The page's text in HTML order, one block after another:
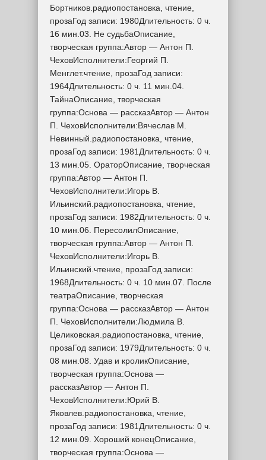
Бортников.радиопостановка, чтение,
прозаГод записи: 1980Длительность: 0 ч.
16 мин.03. Не судьбаОписание,
творческая группа:Автор — Антон П.
ЧеховИсполнители:Георгий П.
Менглет.чтение, прозаГод записи:
1964Длительность: 0 ч. 11 мин.04.
ТайнаОписание, творческая
группа:Основа — рассказАвтор — Антон
П. ЧеховИсполнители:Вячеслав М.
Невинный.радиопостановка, чтение,
прозаГод записи: 1981Длительность: 0 ч.
13 мин.05. ОраторОписание, творческая
группа:Автор — Антон П.
ЧеховИсполнители:Игорь В.
Ильинский.радиопостановка, чтение,
прозаГод записи: 1982Длительность: 0 ч.
10 мин.06. ПересолилОписание,
творческая группа:Автор — Антон П.
ЧеховИсполнители:Игорь В.
Ильинский.чтение, прозаГод записи:
1968Длительность: 0 ч. 10 мин.07. После
театраОписание, творческая
группа:Основа — рассказАвтор — Антон
П. ЧеховИсполнители:Людмила В.
Целиковская.радиопостановка, чтение,
прозаГод записи: 1979Длительность: 0 ч.
08 мин.08. Удав и кроликОписание,
творческая группа:Основа —
рассказАвтор — Антон П.
ЧеховИсполнители:Юрий В.
Яковлев.радиопостановка, чтение,
прозаГод записи: 1981Длительность: 0 ч.
12 мин.09. Хороший конецОписание,
творческая группа:Основа —